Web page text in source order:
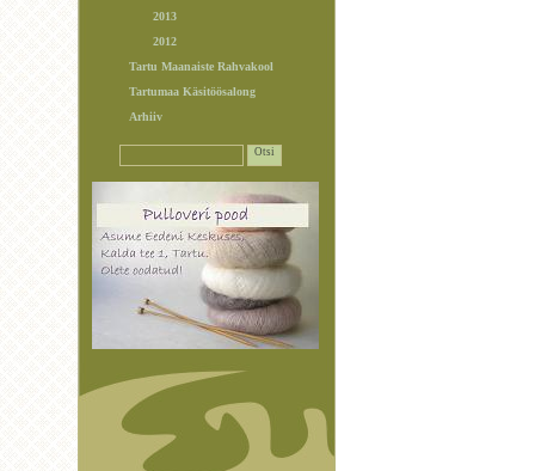
2013
2012
Tartu Maanaiste Rahvakool
Tartumaa Käsitöösalong
Arhiiv